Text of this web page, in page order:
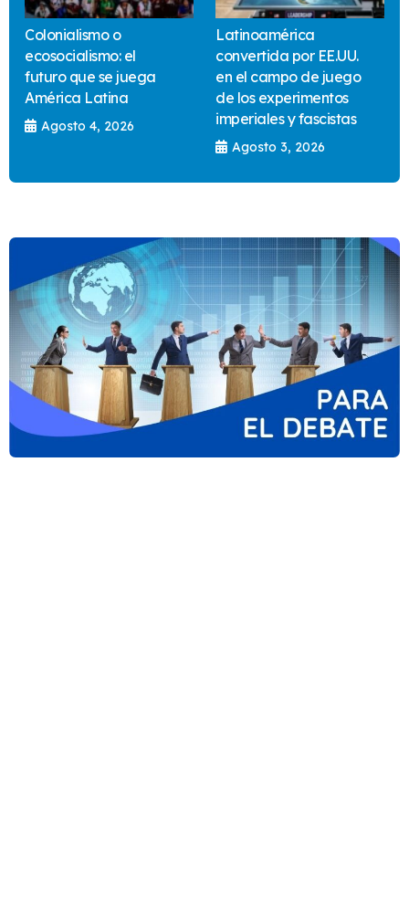
Colonialismo o
ecosocialismo: el
futuro que se juega
América Latina
Agosto 4, 2026
Latinoamérica
convertida por EE.UU.
en el campo de juego
de los experimentos
imperiales y fascistas
Agosto 3, 2026